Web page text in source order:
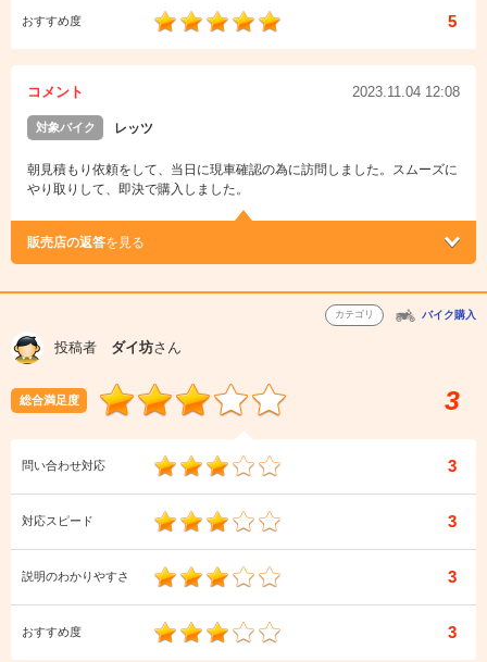
おすすめ度 5
コメント 2023.11.04 12:08
対象バイク レッツ
朝見積もり依頼をして、当日に現車確認の為に訪問しました。スムーズに
やり取りして、即決で購入しました。
販売店の返答を見る
カテゴリ バイク購入
投稿者 ダイ坊さん
総合満足度 3
問い合わせ対応 3
対応スピード 3
説明のわかりやすさ 3
おすすめ度 3